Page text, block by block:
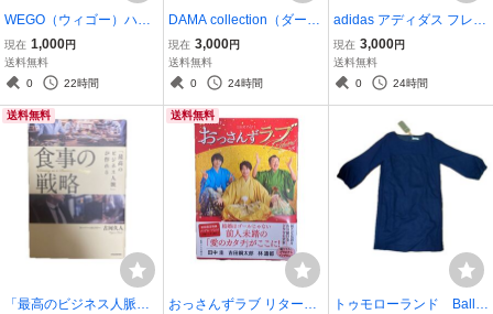
WEGO（ウィゴー）ハー
フジップ スウェット トレ
ーナー グレー ロゴ刺繍
使用感あり フリーサイ
現在 1,000円
送料無料
0
22時間
DAMA collection（ダー
マ・コレクション）ノー
スリーブトップス フリル
ブラック シルク＆綿 Ｍ
現在 3,000円
送料無料
0
24時間
adidas アディダス フレア
パンツ レギンス ブラック
Ｍ 裾スリット入り ウ
エストゴム おおよそＭ
現在 3,000円
送料無料
0
24時間
送料無料
「最高のビジネス人脈」
送料無料
おっさんずラブ リターン
トゥモローランド Balls